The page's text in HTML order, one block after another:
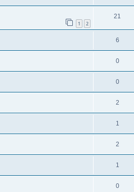
1 2
21
6
0
0
2
1
2
1
0